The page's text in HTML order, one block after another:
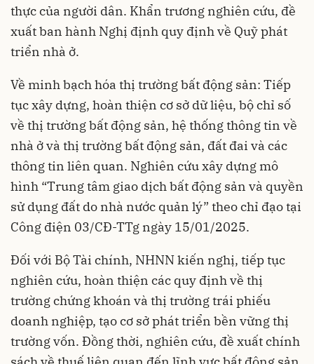
thực của người dân. Khẩn trương nghiên cứu, đề
xuất ban hành Nghị định quy định về Quỹ phát
triển nhà ở.
Về minh bạch hóa thị trường bất động sản: Tiếp
tục xây dựng, hoàn thiện cơ sở dữ liệu, bộ chỉ số
về thị trường bất động sản, hệ thống thông tin về
nhà ở và thị trường bất động sản, đất đai và các
thông tin liên quan. Nghiên cứu xây dựng mô
hình “Trung tâm giao dịch bất động sản và quyền
sử dụng đất do nhà nước quản lý” theo chỉ đạo tại
Công điện 03/CĐ-TTg ngày 15/01/2025.
Đối với Bộ Tài chính, NHNN kiến nghị, tiếp tục
nghiên cứu, hoàn thiện các quy định về thị
trường chứng khoán và thị trường trái phiếu
doanh nghiệp, tạo cơ sở phát triển bền vững thị
trường vốn. Đồng thời, nghiên cứu, đề xuất chính